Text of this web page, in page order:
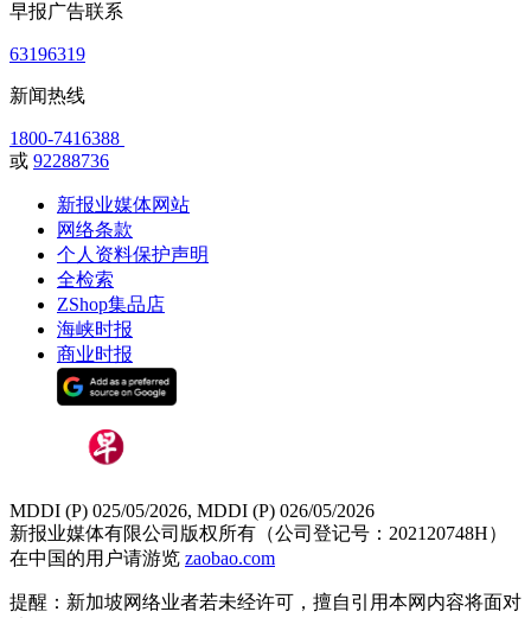
早报广告联系
63196319
新闻热线
1800-7416388
或 92288736
新报业媒体网站
网络条款
个人资料保护声明
全检索
ZShop集品店
海峡时报
商业时报
MDDI (P) 025/05/2026, MDDI (P) 026/05/2026
新报业媒体有限公司版权所有（公司登记号：202120748H）
在中国的用户请游览 zaobao.com
提醒：新加坡网络业者若未经许可，擅自引用本网内容将面对